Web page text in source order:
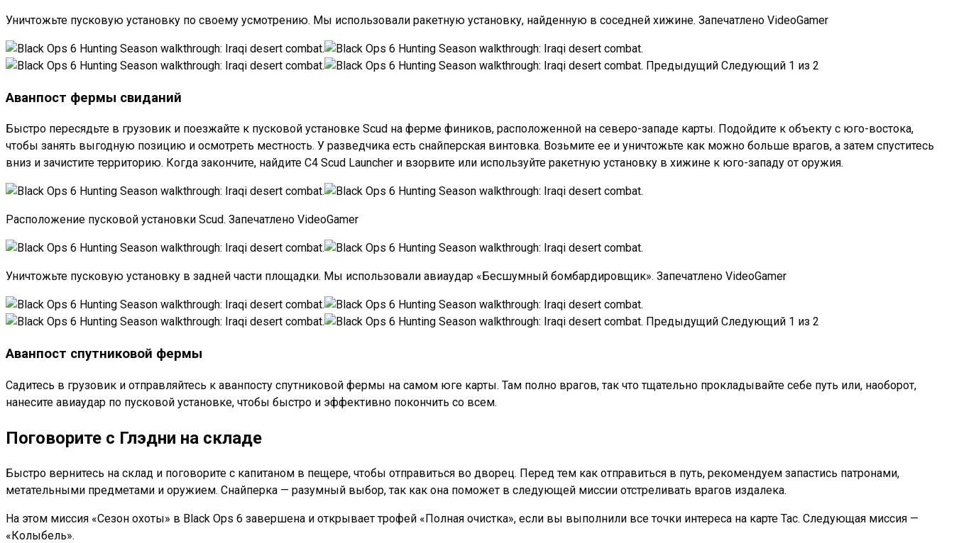
Уничтожьте пусковую установку по своему усмотрению. Мы использовали ракетную установку, найденную в соседней хижине. Запечатлено VideoGamer
Предыдущий Следующий 1 из 2
Аванпост фермы свиданий
Быстро пересядьте в грузовик и поезжайте к пусковой установке Scud на ферме фиников, расположенной на северо-западе карты. Подойдите к объекту с юго-востока,
чтобы занять выгодную позицию и осмотреть местность. У разведчика есть снайперская винтовка. Возьмите ее и уничтожьте как можно больше врагов, а затем спуститесь
вниз и зачистите территорию. Когда закончите, найдите C4 Scud Launcher и взорвите или используйте ракетную установку в хижине к юго-западу от оружия.
Расположение пусковой установки Scud. Запечатлено VideoGamer
Уничтожьте пусковую установку в задней части площадки. Мы использовали авиаудар «Бесшумный бомбардировщик». Запечатлено VideoGamer
Предыдущий Следующий 1 из 2
Аванпост спутниковой фермы
Садитесь в грузовик и отправляйтесь к аванпосту спутниковой фермы на самом юге карты. Там полно врагов, так что тщательно прокладывайте себе путь или, наоборот,
нанесите авиаудар по пусковой установке, чтобы быстро и эффективно покончить со всем.
Поговорите с Глэдни на складе
Быстро вернитесь на склад и поговорите с капитаном в пещере, чтобы отправиться во дворец. Перед тем как отправиться в путь, рекомендуем запастись патронами,
метательными предметами и оружием. Снайперка — разумный выбор, так как она поможет в следующей миссии отстреливать врагов издалека.
На этом миссия «Сезон охоты» в Black Ops 6 завершена и открывает трофей «Полная очистка», если вы выполнили все точки интереса на карте Tac. Следующая миссия —
«Колыбель».